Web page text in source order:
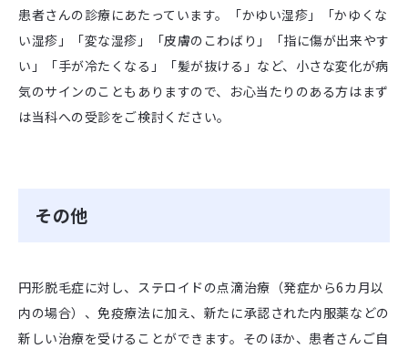
患者さんの診療にあたっています。「かゆい湿疹」「かゆくな
い湿疹」「変な湿疹」「皮膚のこわばり」「指に傷が出来やす
い」「手が冷たくなる」「髪が抜ける」など、小さな変化が病
気のサインのこともありますので、お心当たりのある方はまず
は当科への受診をご検討ください。
その他
円形脱毛症に対し、ステロイドの点滴治療（発症から6カ月以
内の場合）、免疫療法に加え、新たに承認された内服薬などの
新しい治療を受けることができます。そのほか、患者さんご自